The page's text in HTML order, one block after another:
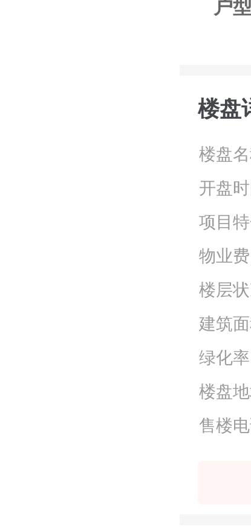
户
楼盘
楼盘名
开盘时
项目特
物业费
楼层状
建筑面
绿化率
楼盘地
售楼电